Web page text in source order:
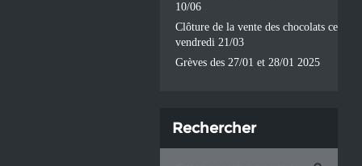
10/06
Clôture de la vente des chocolats ce
vendredi 21/03
Grèves des 27/01 et 28/01 2025
Rechercher